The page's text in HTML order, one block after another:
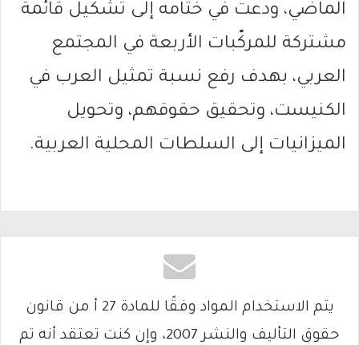
الماضي، ودعت في ختامه إلى تشكيل قائمة
مشتركة للمركّبات الأربعة في المجتمع
العربي، بهدف رفع نسبة تمثيل العرب في
الكنيست، وتحقيق حقوقهم، وتحويل
الميزانيات إلى السلطات المحلية العربية.
يتم الاستخدام المواد وفقًا للمادة 27 أ من قانون
حقوق التأليف والنشر 2007، وإن كنت تعتقد أنه تم